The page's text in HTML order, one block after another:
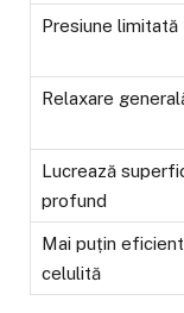
Presiune limitată
Relaxare
Lucrează
profund
Mai puțin
celulită